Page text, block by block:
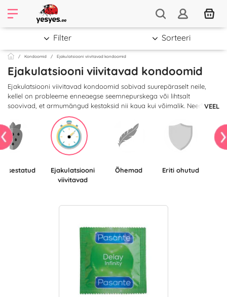
Kondoomid Ejakulatsiooni viivitavad kondoomid
Filter Sorteeri
Ejakulatsiooni viivitavad kondoomid
Ejakulatsiooni viivitavad kondoomid sobivad suurepäraselt neile,
kellel on probleeme enneaegse seemnepurskega või lihtsalt
soovivad, et armumängud kestaksid nii kaua kui võimalik. Need
kondoomid aitavad mõlema mõnu pikendada!
VEEL
Maitsestatud
Ejakulatsiooni
viivitavad
Õhemad Eriti ohutud